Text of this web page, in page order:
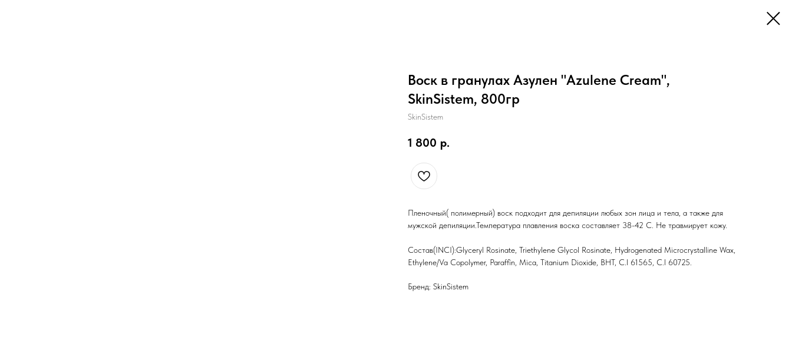
Воск в гранулах Азулен "Azulene Cream",
SkinSistem, 800гр
SkinSistem
1 800 р.
Пленочный( полимерный) воск подходит для депиляции любых зон лица и тела, а также для
мужской депиляции.Температура плавления воска составляет 38-42 C. Не травмирует кожу.
Состав(INCI):Glyceryl Rosinate, Triethylene Glycol Rosinate, Hydrogenated Microcrystalline Wax,
Ethylene/Va Copolymer, Paraffin, Mica, Titanium Dioxide, BHT, C.l 61565, C.l 60725.
Бренд: SkinSistem